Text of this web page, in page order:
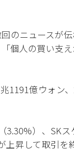
のニュースが伝
個人の買い支
1191億ウォン
）、SK
上昇して取引